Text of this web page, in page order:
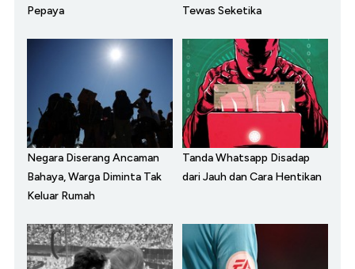
Pepaya
Tewas Seketika
Negara Diserang Ancaman
Bahaya, Warga Diminta Tak
Keluar Rumah
Tanda Whatsapp Disadap
dari Jauh dan Cara Hentikan